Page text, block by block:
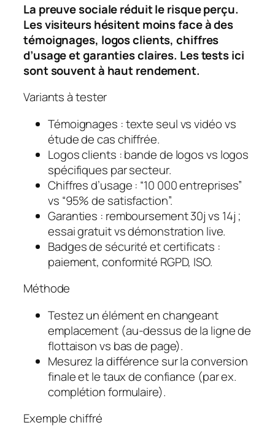
La preuve sociale réduit le risque perçu.
Les visiteurs hésitent moins face à des
témoignages, logos clients, chiffres
d’usage et garanties claires. Les tests ici
sont souvent à haut rendement.
Variants à tester
Témoignages : texte seul vs vidéo vs
étude de cas chiffrée.
Logos clients : bande de logos vs logos
spécifiques par secteur.
Chiffres d’usage : “10 000 entreprises”
vs “95% de satisfaction”.
Garanties : remboursement 30j vs 14j ;
essai gratuit vs démonstration live.
Badges de sécurité et certificats :
paiement, conformité RGPD, ISO.
Méthode
Testez un élément en changeant
emplacement (au-dessus de la ligne de
flottaison vs bas de page).
Mesurez la différence sur la conversion
finale et le taux de confiance (par ex.
complétion formulaire).
Exemple chiffré